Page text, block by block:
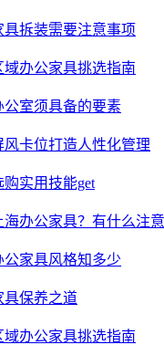
具拆装需要注意事项
域办公家具挑选指南
公室须具备的要素
风卡位打造人性化管理
实用技能get
办公家具？有什么注意
公家具风格知多少
具保养之道
域办公家具挑选指南